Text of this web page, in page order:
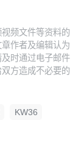
频文件等资料的
作者及编辑认为
时通过电子邮件
方造成不必要的
KW36